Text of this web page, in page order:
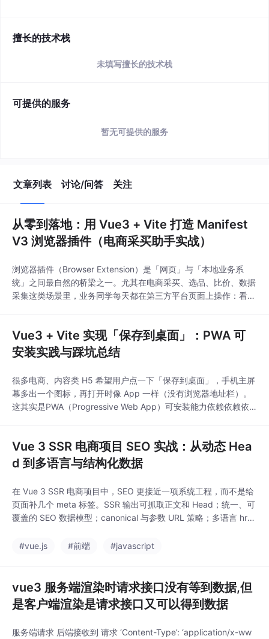
擅长的技术栈
未填写擅长的技术栈
可提供的服务
暂无可提供的服务
文章列表 讨论/问答 关注
从零到落地：用 Vue3 + Vite 打造 Manifest
V3 浏览器插件（电商采买助手实战）
浏览器插件（Browser Extension）是「网页」与「本地业务系
统」之间最自然的桥梁之一。尤其在电商采买、选品、比价、数据
采集这类场景里，业务同学每天都在第三方平台页面上操作：看商
→ 同款比价 → 关键词选品」嵌进页面本身，就能把人工链路压缩
成几次点击。就地增强：不
Vue3 + Vite 实现「保存到桌面」：PWA 可
安装实践与踩坑总结
很多电商、内容类 H5 希望用户点一下「保存到桌面」，手机主屏
幕多出一个图标，再打开时像 App 一样（没有浏览器地址栏）。
这其实是PWA（Progressive Web App）可安装能力依赖依赖依
3 + Vite（含 SSR、CDN base）场景，整
Vue 3 SSR 电商项目 SEO 实战：从动态 Hea
d 到多语言与结构化数据
在 Vue 3 SSR 电商项目中，SEO 更接近一项系统工程，而不是给
页面补几个 meta 标签。SSR 输出可抓取正文和 Head；统一、可
覆盖的 SEO 数据模型；canonical 与参数 URL 策略；多语言 hrefl
据一致的 JSON-LD；面向用户搜索意图的正文、标题、FAQ 和内
#vue.js #前端 #javascript
vue3 服务端渲染时请求接口没有等到数据,但
是客户端渲染是请求接口又可以得到数据
服务端请求 后端接收到 请求 ‘Content-Type’: ‘application/x-ww